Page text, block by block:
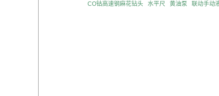
CO钴高速钢麻花钻头
水平尺 黄油泵 联动手动